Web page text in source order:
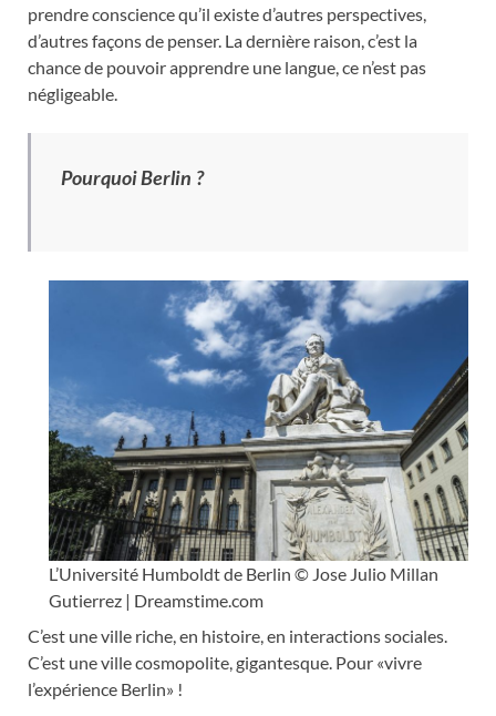
prendre conscience qu’il existe d’autres perspectives,
d’autres façons de penser. La dernière raison, c’est la
chance de pouvoir apprendre une langue, ce n’est pas
négligeable.
Pourquoi Berlin ?
L’Université Humboldt de Berlin © Jose Julio Millan
Gutierrez | Dreamstime.com
C’est une ville riche, en histoire, en interactions sociales.
C’est une ville cosmopolite, gigantesque. Pour «vivre
l’expérience Berlin» !